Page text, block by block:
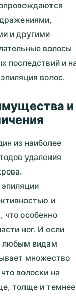
и другими
волосы
последствий и
волос.
и
из наиболее
удаления
и
что особенно
ног. И если
любым видам
множество
волоски на
толще и